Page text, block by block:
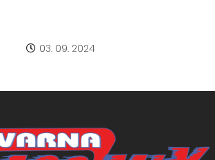
03. 09. 2024